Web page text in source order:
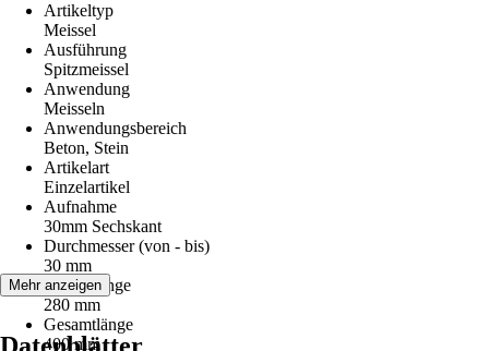
Artikeltyp
Meissel
Ausführung
Spitzmeissel
Anwendung
Meisseln
Anwendungsbereich
Beton, Stein
Artikelart
Einzelartikel
Aufnahme
30mm Sechskant
Durchmesser (von - bis)
30 mm
Arbeitslänge
280 mm
Gesamtlänge
400 mm
Mehr anzeigen